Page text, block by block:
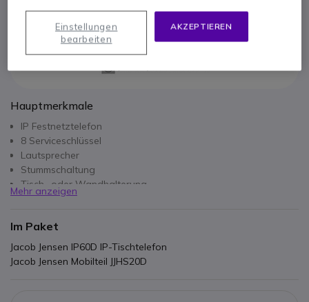
2 JahreHerstellergarantie
Hauptmerkmale
IP Festnetztelefon
8 Serviceschlüssel
Lautsprecher
Stummschaltung
Tisch- oder Wandhalterung
Zusätzliches
Mehr anzeigen
Im Paket
Jacob Jensen IP60D IP-Tischtelefon
Jacob Jensen Mobilteil JJHS20D
AKZEPTIEREN
Einstellungen
bearbeiten